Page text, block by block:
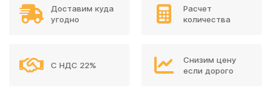
Доставим куда
угодно
Расчет
количества
С НДС 22%
Снизим цену
если дорого